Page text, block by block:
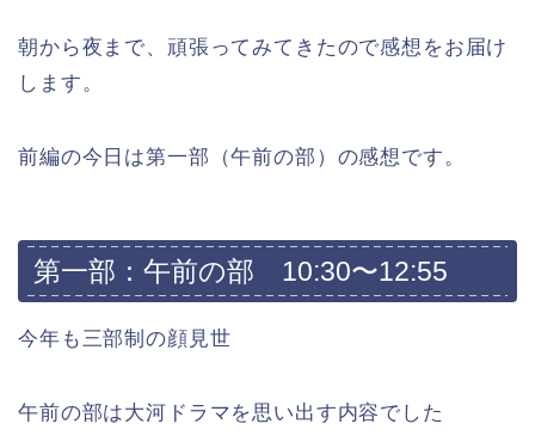
朝から夜まで、頑張ってみてきたので感想をお届け
します。
前編の今日は第一部（午前の部）の感想です。
第一部：午前の部 10:30〜12:55
今年も三部制の顔見世
午前の部は大河ドラマを思い出す内容でした